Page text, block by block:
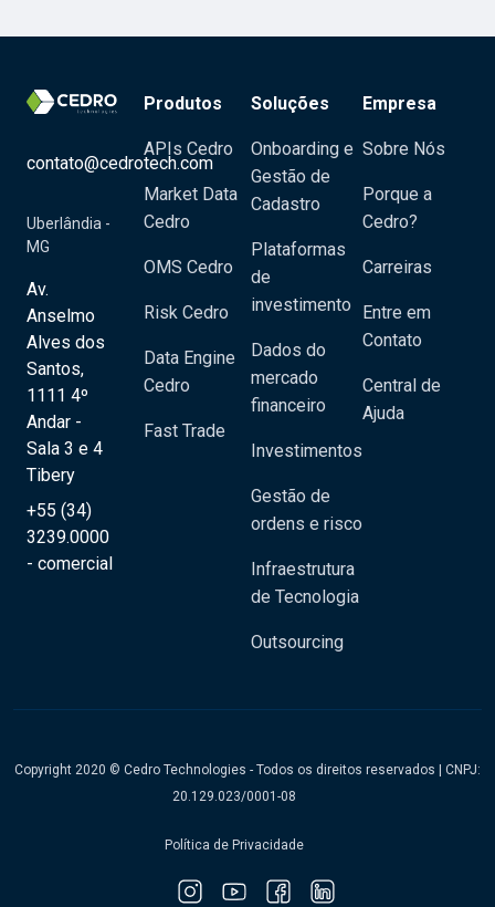
contato@cedrotech.com
Uberlândia -
MG
Av.
Anselmo
Alves dos
Santos,
1111 4º
Andar -
Sala 3 e 4
Tibery
+55 (34)
3239.0000
- comercial
Produtos
APIs Cedro
Market Data
Cedro
OMS Cedro
Risk Cedro
Data Engine
Cedro
Fast Trade
Soluções
Onboarding e
Gestão de
Cadastro
Plataformas
de
investimento
Dados do
mercado
financeiro
Investimentos
Gestão de
ordens e risco
Infraestrutura
de Tecnologia
Outsourcing
Empresa
Sobre Nós
Porque a
Cedro?
Carreiras
Entre em
Contato
Central de
Ajuda
Copyright 2020 © Cedro Technologies - Todos os direitos reservados | CNPJ:
20.129.023/0001-08
Política de Privacidade